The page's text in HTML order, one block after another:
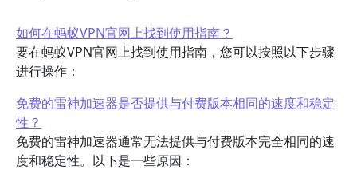
如何在蚂蚁VPN官网上找到使用指南？
要在蚂蚁VPN官网上找到使用指南，您可以按照以下步骤
进行操作：
免费的雷神加速器是否提供与付费版本相同的速度和稳定
性？
免费的雷神加速器通常无法提供与付费版本完全相同的速
度和稳定性。以下是一些原因：